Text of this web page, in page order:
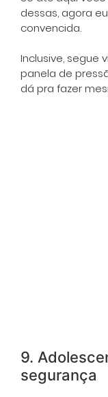
dessas, agora
convencida.
Inclusive, segue
panela de
dá pra fazer
9.
segurança